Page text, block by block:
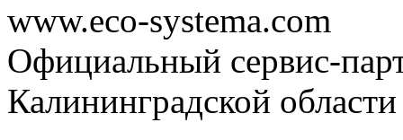
www.eco-systema.com
Официальный сервис-
Калининградской области